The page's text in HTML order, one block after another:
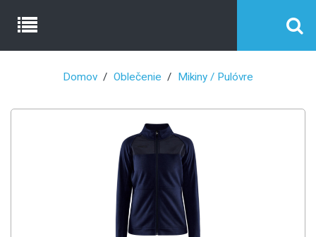
Domov Oblečenie Mikiny / Pulóvre